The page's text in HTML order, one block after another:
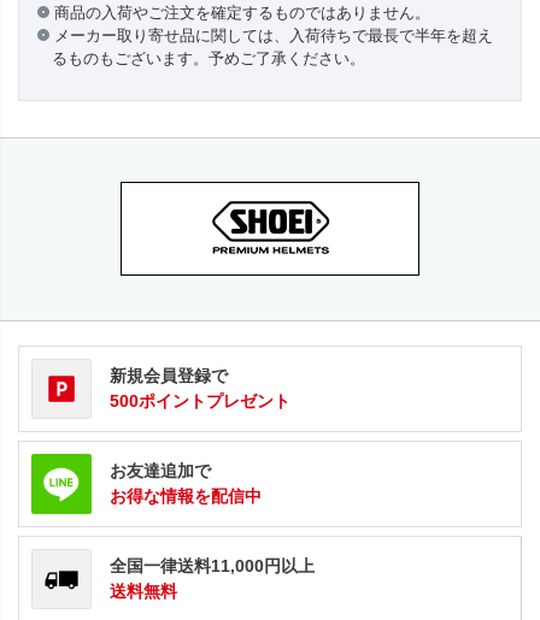
商品の入荷やご注文を確定するものではありません。
メーカー取り寄せ品に関しては、入荷待ちで最長で半年を超え
るものもございます。予めご了承ください。
新規会員登録で
500ポイントプレゼント
お友達追加で
お得な情報を配信中
全国一律送料11,000円以上
送料無料